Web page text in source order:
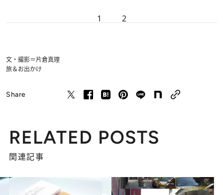
1 2
文・撮影＝片倉真理
旅＆お出かけ
Share
RELATED POSTS
関連記事